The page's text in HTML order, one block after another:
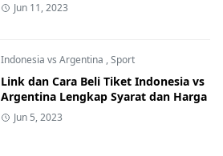
Jun 11, 2023
Indonesia vs Argentina ,Sport
Link dan Cara Beli Tiket Indonesia vs
Argentina Lengkap Syarat dan Harga
Jun 5, 2023